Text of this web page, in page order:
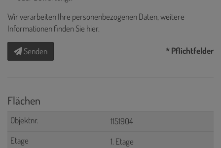
Wir verarbeiten Ihre personenbezogenen Daten, weitere
Informationen finden Sie hier.
Senden * Pflichtfelder
Flächen
1151904
1. Etage